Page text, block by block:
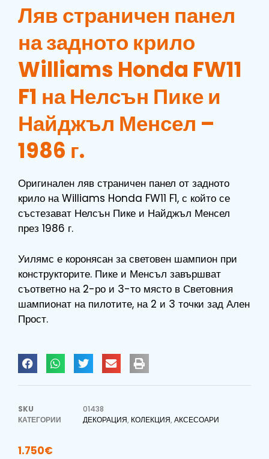
Ляв страничен панел
на задното крило
Williams Honda FW11
F1 на Нелсън Пике и
Найджъл Менсел –
1986 г.
Оригинален ляв страничен панел от задното
крило на Williams Honda FW11 F1, с който се
състезават Нелсън Пике и Найджъл Менсел
през 1986 г.
Уилямс е коронясан за световен шампион при
конструкторите. Пике и Менсъл завършват
съответно на 2-ро и 3-то място в Световния
шампионат на пилотите, на 2 и 3 точки зад Ален
Прост.
SKU
01438
КАТЕГОРИИ
ДЕКОРАЦИЯ, КОЛЕКЦИЯ, АКСЕСОАРИ
1.750€